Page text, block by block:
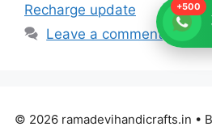
Recharge update
Leave a comment
© 2026 ramadevihandicrafts.in •
+500